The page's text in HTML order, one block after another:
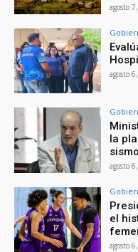
agosto
agosto
la
agosto
el
agosto